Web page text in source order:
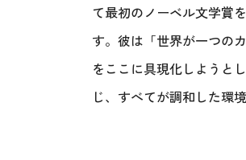
て最初のノーベル文学賞
す。彼は「世界が一つの
をここに具現化しようと
じ、すべてが調和した環